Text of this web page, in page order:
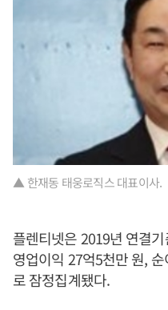
▲ 한재동 태웅로직스 대표이사.
플렌티넷은 2019년 연결
영업이익 27억5천만 원,
로 잠정집계됐다.